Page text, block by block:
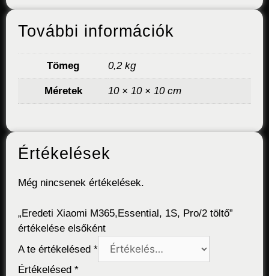
További információk
Tömeg 0,2 kg
Méretek 10 × 10 × 10 cm
Értékelések
Még nincsenek értékelések.
„Eredeti Xiaomi M365,Essential, 1S, Pro/2 töltő”
értékelése elsőként
A te értékelésed *
Értékelésed *